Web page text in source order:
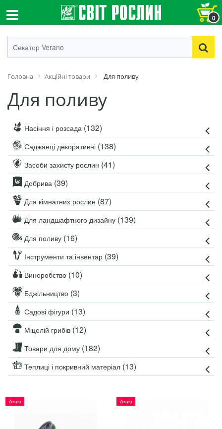
0
Головна Акційні товари Для поливу
Для поливу
Насіння і розсада (132)
Саджанці декоративні (138)
Засоби захисту рослин (41)
Добрива (39)
Для кімнатних рослин (87)
Для ландшафтного дизайну (139)
Для поливу (16)
Інструменти та інвентар (39)
Виноробство (10)
Бджільництво (3)
Садові фігури (13)
Міцелій грибів (12)
Товари для дому (182)
Теплиці і покривний матеріал (13)
Акція Акція